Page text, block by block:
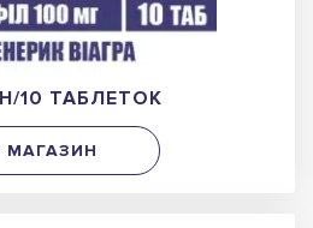
10 ТАБЛЕТОК
МАГАЗИН